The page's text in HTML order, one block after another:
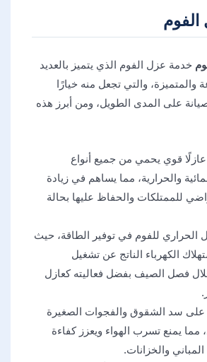
الفوم
خدمة عزل الفوم الذي يتميز بالعديد
والمتميزة، والتي تجعل منه خيارًا
على المدى الطويل، ومن أبرز هذه
عازلًا قوي يحمي من جميع أنواع
والحرارية، مما يساهم في زيادة
للممتلكات والحفاظ عليها بحالة
الحراري للفوم في توفير الطاقة، حيث
الكهرباء الناتج عن تشغيل
فصل الصيف بفضل فعاليته كعازل
على سد الشقوق والفجوات الصغيرة
يمنع تسرب الهواء ويعزز كفاءة
والخزانات.